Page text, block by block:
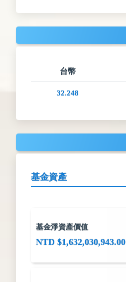
台幣
32.248
基金資產
基金淨資產價值
NTD $1,632,030,943.00